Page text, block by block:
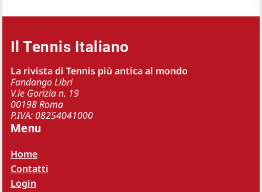
Il Tennis Italiano
La rivista di Tennis più antica al mondo
Fandango Libri
V.le Gorizia n. 19
00198 Roma
P.IVA: 08254041000
Menu
Home
Contatti
Login